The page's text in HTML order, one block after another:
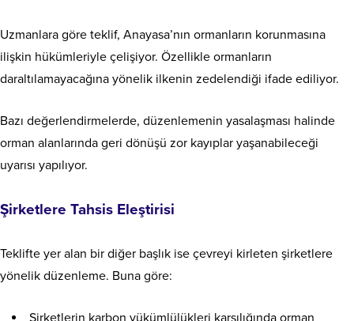
Uzmanlara göre teklif, Anayasa’nın ormanların korunmasına
ilişkin hükümleriyle çelişiyor. Özellikle ormanların
daraltılamayacağına yönelik ilkenin zedelendiği ifade ediliyor.
Bazı değerlendirmelerde, düzenlemenin yasalaşması halinde
orman alanlarında geri dönüşü zor kayıplar yaşanabileceği
uyarısı yapılıyor.
Şirketlere Tahsis Eleştirisi
Teklifte yer alan bir diğer başlık ise çevreyi kirleten şirketlere
yönelik düzenleme. Buna göre:
Şirketlerin karbon yükümlülükleri karşılığında orman